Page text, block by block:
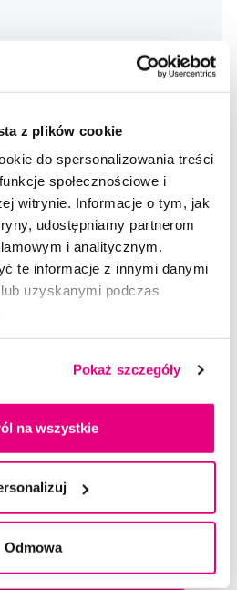
z plików cookie
do spersonalizowania treści
społecznościowe i
witrynie. Informacje o tym, jak
udostępniamy partnerom
i analitycznym.
te informacje z innymi danymi
uzyskanymi podczas
Pokaż szczegóły
na wszystkie
Odmowa
Dostępny > 5 szt